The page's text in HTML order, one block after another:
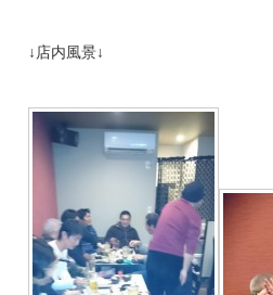
↓店内風景↓